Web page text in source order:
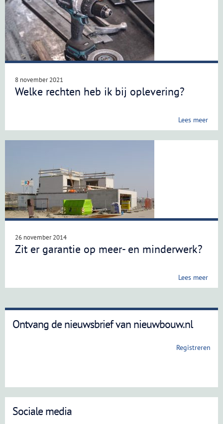
8 november 2021
Welke rechten heb ik bij oplevering?
Lees meer
26 november 2014
Zit er garantie op meer- en minderwerk?
Lees meer
Ontvang de nieuwsbrief van nieuwbouw.nl
Registreren
Sociale media